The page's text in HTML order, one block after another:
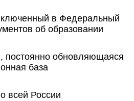
в Федеральный
об образовании
постоянно обновляющаяся
база
всей России